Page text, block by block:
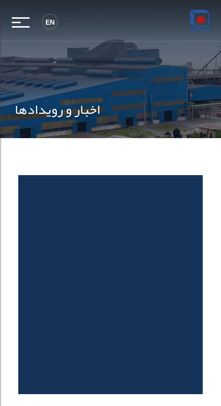
EN
اخبار و رویدادها